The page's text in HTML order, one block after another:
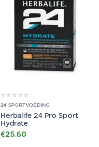
24 SPORTVOEDING
Herbalife 24 Pro Sport
Hydrate
€25.60